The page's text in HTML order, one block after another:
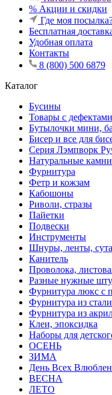
% Акции и скидки
Где моя
Бесплатная
Удобная оплата
Контакты
8 (800) 500 6879
Каталог
Бусины
Товары с
Бутылочки мини,
Бисер и все для
Серия Лэмпворк
Натуральные камни
Фурнитура
Фетр и кожзам
Кабошоны
Риволи, стразы
Пайетки
Подвески
Инструменты
Шнуры, ленты,
Канитель
Проволока,
Разные нужные
Фурнитура люкс с
Фурнитура из стали
Фурнитура из
Клеи, эпоксидка
Наборы для
ОСЕНЬ
ЗИМА
День Всех
ВЕСНА
ЛЕТО